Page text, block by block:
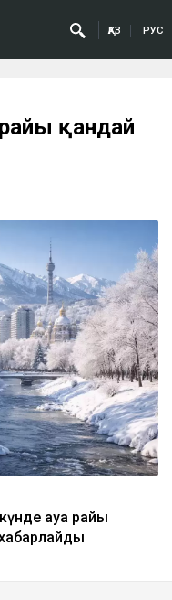
ҚАЗ РУС
қандай
ауа райы